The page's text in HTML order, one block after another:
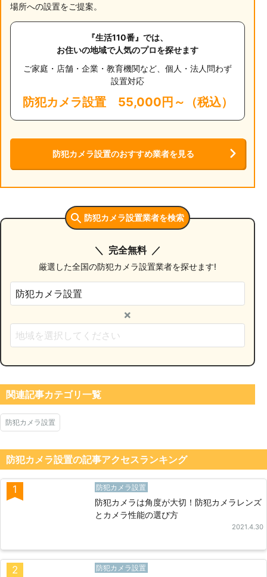
場所への設置をご提案。
『生活110番』では、
お住いの地域で人気のプロを探せます
ご家庭・店舗・企業・教育機関など、個人・法人問わず
設置対応
防犯カメラ設置 55,000円～（税込）
防犯カメラ設置のおすすめ業者を見る
防犯カメラ設置業者を検索
完全無料
厳選した全国の防犯カメラ設置業者を探せます!
×
関連記事カテゴリ一覧
防犯カメラ設置
防犯カメラ設置の記事アクセスランキング
1 防犯カメラ設置
防犯カメラは角度が大切！防犯カメラレンズ
とカメラ性能の選び方
2021.4.30
2 防犯カメラ設置